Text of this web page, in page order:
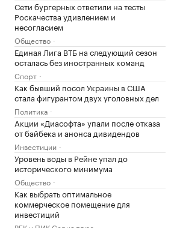
Сети бургерных ответили на тесты
Роскачества удивлением и
несогласием
Общество
Единая Лига ВТБ на следующий сезон
осталась без иностранных команд
Спорт
Как бывший посол Украины в США
стала фигурантом двух уголовных дел
Политика
Акции «Диасофта» упали после отказа
от байбека и анонса дивидендов
Инвестиции
Уровень воды в Рейне упал до
исторического минимума
Общество
Как выбрать оптимальное
коммерческое помещение для
инвестиций